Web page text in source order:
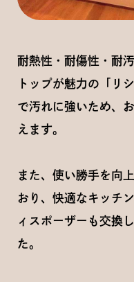
耐熱性・耐傷性・耐
トップが魅力の「リ
で汚れに強いため、
えます。
また、使い勝手を向
おり、快適なキッチ
ィスポーザーも交換
た。